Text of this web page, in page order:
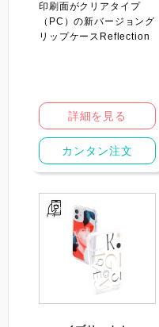
印刷面がクリアタイプ
（PC）の新バージョング
リップケースReflection
詳細を見る
カンタン注文